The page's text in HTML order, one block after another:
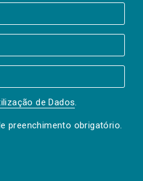
de Dados.
preenchimento obrigatório.